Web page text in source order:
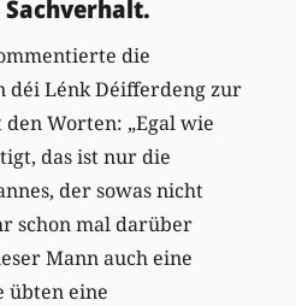
die
déi Lénk Déifferdeng zur
Worten: „Egal wie
das ist nur die
der sowas nicht
schon mal darüber
Mann auch eine
übten eine